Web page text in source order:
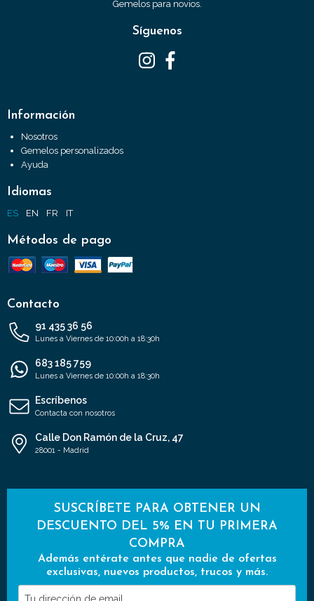
Gemelos para novios.
Síguenos
Información
Nosotros
Gemelos personalizados
Ayuda
Idiomas
ES EN FR IT
Métodos de pago
Contacto
91 435 36 56
Lunes a Viernes de 10:00h a 18:30h
683 185 759
Lunes a Viernes de 10:00h a 18:30h
Escríbenos
Contacta con nosotros
Calle Don Ramón de la Cruz, 47
28001 - Madrid
SUSCRÍBETE PARA OBTENER UN
DESCUENTO DEL 5% EN TU PRIMERA
COMPRA
Además entérate antes que nadie de ofertas
exclusivas, nuevos productos, trucos y más.
Tu